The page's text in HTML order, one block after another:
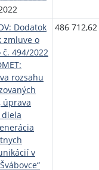
Dodatok
zmluve o
494/2022
rozsahu
úprava
v
486